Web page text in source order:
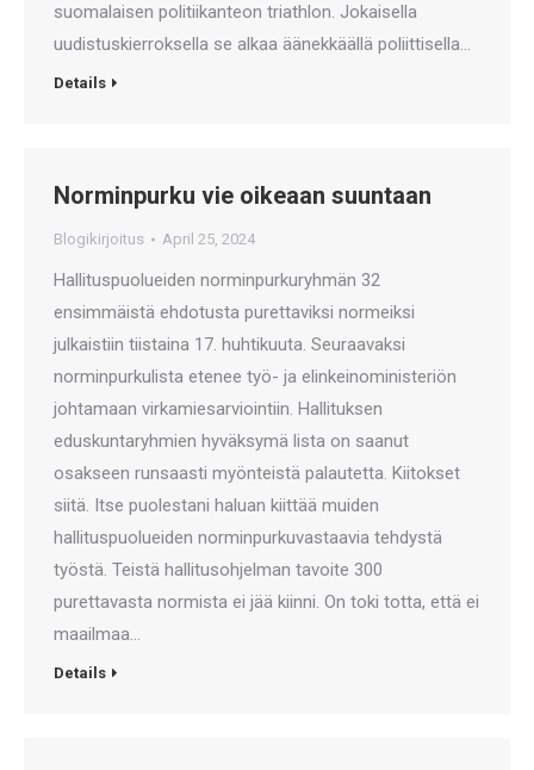
suomalaisen politiikanteon triathlon. Jokaisella
uudistuskierroksella se alkaa äänekkäällä poliittisella…
Details
Norminpurku vie oikeaan suuntaan
Blogikirjoitus April 25, 2024
Hallituspuolueiden norminpurkuryhmän 32
ensimmäistä ehdotusta purettaviksi normeiksi
julkaistiin tiistaina 17. huhtikuuta. Seuraavaksi
norminpurkulista etenee työ- ja elinkeinoministeriön
johtamaan virkamiesarviointiin. Hallituksen
eduskuntaryhmien hyväksymä lista on saanut
osakseen runsaasti myönteistä palautetta. Kiitokset
siitä. Itse puolestani haluan kiittää muiden
hallituspuolueiden norminpurkuvastaavia tehdystä
työstä. Teistä hallitusohjelman tavoite 300
purettavasta normista ei jää kiinni. On toki totta, että ei
maailmaa…
Details